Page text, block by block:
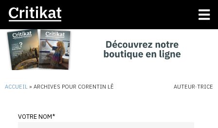
ACCUEIL » ARCHIVES POUR CORENTIN LÊ AUTEUR·TRICE
VOTRE NOM*